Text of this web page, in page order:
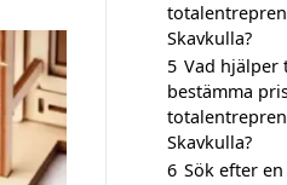
Skavkulla?
5 Vad hjälper
bestämma
Skavkulla?
6 Sök efter en